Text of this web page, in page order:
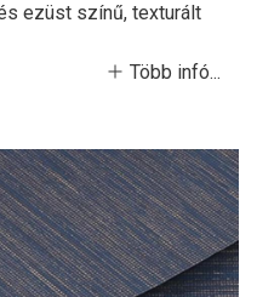
ezüst színű, texturált
Több infó...